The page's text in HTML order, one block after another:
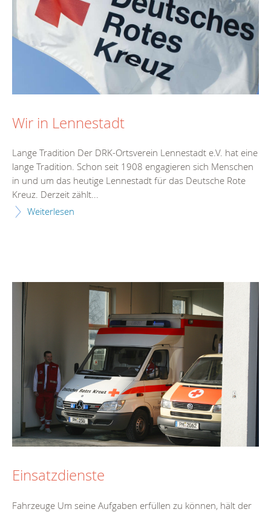
Wir in Lennestadt
Lange Tradition Der DRK-Ortsverein Lennestadt e.V. hat eine
lange Tradition. Schon seit 1908 engagieren sich Menschen
in und um das heutige Lennestadt für das Deutsche Rote
Kreuz. Derzeit zählt...
Weiterlesen
Einsatzdienste
Fahrzeuge Um seine Aufgaben erfüllen zu können, hält der